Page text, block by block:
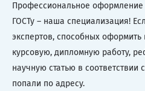
Профессиональное оформление
ГОСТу – наша специализация!
экспертов, способных
курсовую, дипломную работу,
научную статью в соответствии
попали по адресу.